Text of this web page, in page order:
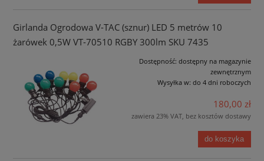
Girlanda Ogrodowa V-TAC (sznur) LED 5 metrów 10
żarówek 0,5W VT-70510 RGBY 300lm SKU 7435
Dostępność: dostępny na magazynie
zewnętrznym
Wysyłka w: do 4 dni roboczych
180,00 zł
zawiera 23% VAT, bez kosztów dostawy
do koszyka